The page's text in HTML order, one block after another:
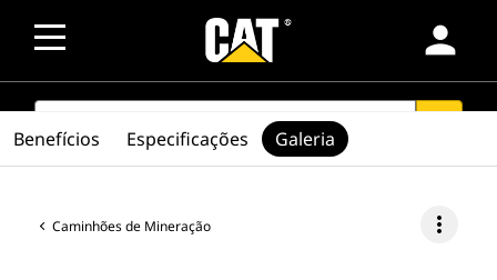
person
SEARCH
Caminhões de Mineração more_vert
Benefícios Especificações Galeria